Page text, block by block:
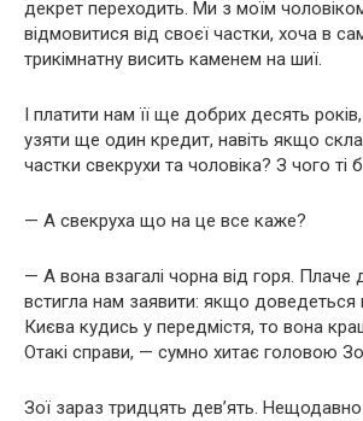
декрет переходить. Ми з моїм
відмовитися від своєї частки, хоча в
трикімнатну висить каменем на шиї.
І платити нам її ще добрих десять
узяти ще один кредит, навіть якщо
частки свекрухи та чоловіка? З чого ті
— А свекруха що на це все каже?
— А вона взагалі чорна від горя. Плаче
встигла нам заявити: якщо доведеться
Києва кудись у передмістя, то вона
Отакі справи, — сумно хитає головою
Зої зараз тридцять дев’ять.